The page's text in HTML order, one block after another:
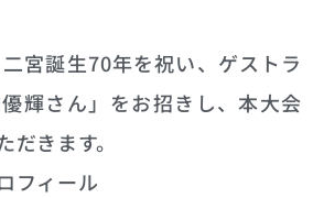
宮誕生70年を祝い、ゲストラ
輝さん」をお招きし、本大会
だきます。
フィール